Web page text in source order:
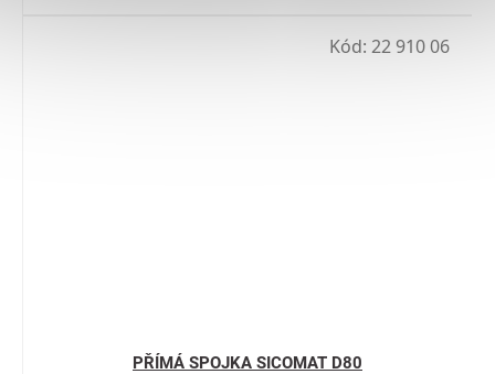
PŘÍMÁ SPOJKA SICOMAT D80
Kód: 22 910 06